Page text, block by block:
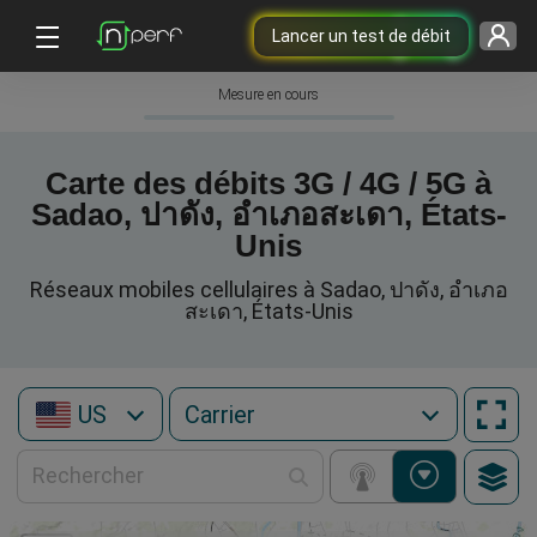
Lancer un test de débit
Mesure en cours
Carte des débits 3G / 4G / 5G à
Sadao, ปาดัง, อำเภอสะเดา, États-
Unis
Réseaux mobiles cellulaires à Sadao, ปาดัง, อำเภอ
สะเดา, États-Unis
US